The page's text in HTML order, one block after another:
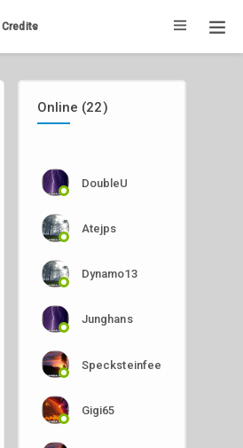
Credits
Online (22)
DoubleU
Atejps
Dynamo13
Junghans
Specksteinfee
Gigi65